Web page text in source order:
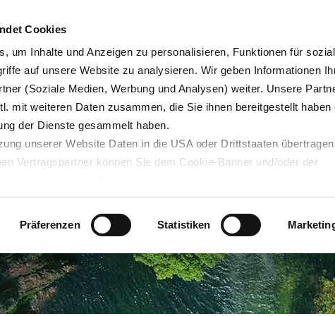
Cookies
um Inhalte und Anzeigen zu personalisieren, Funktionen für
auf unsere Website zu analysieren. Wir geben Informationen
(Soziale Medien, Werbung und Analysen) weiter. Unsere
mit weiteren Daten zusammen, die Sie ihnen bereitgestellt haben
der Dienste gesammelt haben.
unserer Website Daten in die USA oder Drittstaaten
Vertragspartner können Sie dem Cookie-Banner und/oder der
ein. Erst wenn Sie Buttons anklicken, werden Bilder und
Ihre IP-Adresse wird dabei an externe Server übertragen.
können Sie sich auf deren Seiten informieren. Wir speichern
sie unterdatenschutz@interzero.dejederzeit widerrufen.
Datenschutzerklärung
Präferenzen Statistiken
and climate Employees About the report